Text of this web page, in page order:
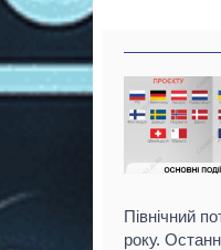
Північний
року.